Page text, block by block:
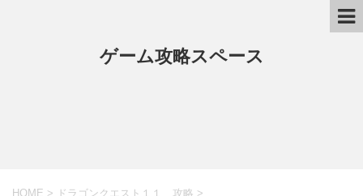
ゲーム攻略スペース
HOME > ドラゴンクエスト１１ 攻略 >